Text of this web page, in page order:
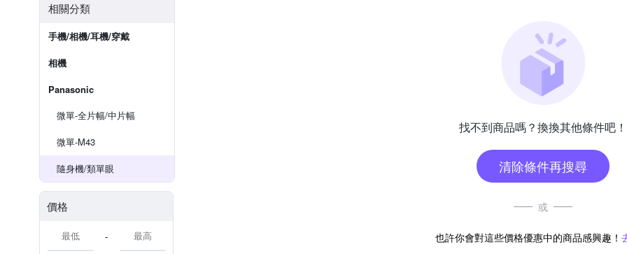
相關分類
手機/相機/耳機/穿戴
相機
Panasonic
微單-全片幅/中片幅
微單-M43
隨身機/類單眼
價格
-
找不到商品嗎？換換其他條件吧！
清除條件再搜尋
或
也許你會對這些價格優惠中的商品感興趣！